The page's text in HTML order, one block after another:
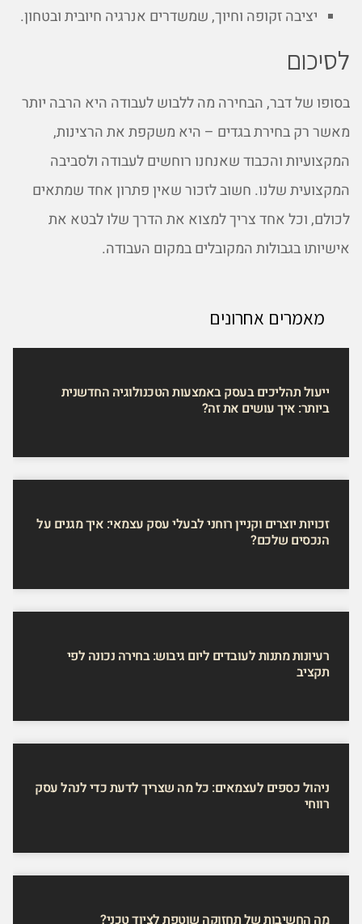
יציבה זקופה וחיוך, שמשדרים אנרגיה חיובית ובטחון.
לסיכום
בסופו של דבר, הבחירה מה ללבוש לעבודה היא הרבה יותר
מאשר רק בחירת בגדים – היא משקפת את הרצינות,
המקצועיות והכבוד שאנחנו רוחשים לעבודה ולסביבה
המקצועית שלנו. חשוב לזכור שאין פתרון אחד שמתאים
לכולם, וכל אחד צריך למצוא את הדרך שלו לבטא את
אישיותו בגבולות המקובלים במקום העבודה.
מאמרים אחרונים
ייעול תהליכים בעסק באמצעות הטכנולוגיה החדשנית
ביותר: איך עושים את זה?
זכויות יוצרים וקניין רוחני לבעלי עסק עצמאי: איך מגנים על
הנכסים שלכם?
רעיונות מתנות לעובדים ליום גיבוש: בחירה נכונה לפי
תקציב
ניהול כספים לעצמאים: כל מה שצריך לדעת כדי לנהל עסק
רווחי
מה החשיבות של תחזוקה שוטפת לציוד טכני?